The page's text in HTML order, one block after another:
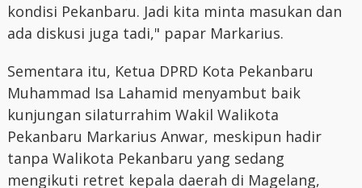
kondisi Pekanbaru. Jadi kita minta masukan dan
ada diskusi juga tadi," papar Markarius.
Sementara itu, Ketua DPRD Kota Pekanbaru
Muhammad Isa Lahamid menyambut baik
kunjungan silaturrahim Wakil Walikota
Pekanbaru Markarius Anwar, meskipun hadir
tanpa Walikota Pekanbaru yang sedang
mengikuti retret kepala daerah di Magelang,